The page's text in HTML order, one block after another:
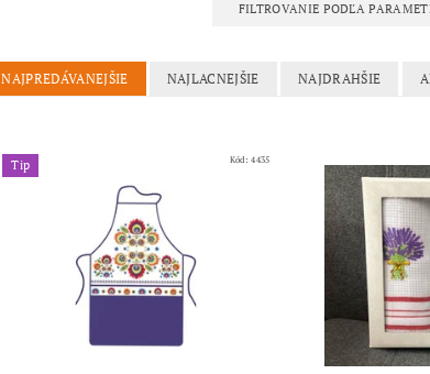
FILTROVANIE PODĽA
NAJPREDÁVANEJŠIE NAJLACNEJŠIE NAJDRAHŠIE
Tip Kód:4435